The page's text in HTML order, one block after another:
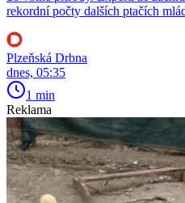
rekordní počty dalších ptačích
Plzeňská Drbna
dnes, 05:35
1 min
Reklama